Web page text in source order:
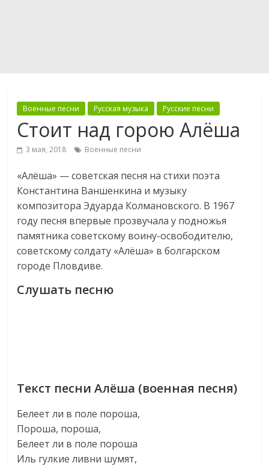
Военные песни Русская музыка Русские песни
Стоит над горою Алёша
3 мая, 2018 Военные песни
«Алёша» — советская песня на стихи поэта
Константина Ваншенкина и музыку
композитора Эдуарда Колмановского. В 1967
году песня впервые прозвучала у подножья
памятника советскому воину-освободителю,
советскому солдату «Алёша» в болгарском
городе Пловдиве.
Слушать песню
Текст песни Алёша (военная песня)
Белеет ли в поле пороша,
Пороша, пороша,
Белеет ли в поле пороша
Иль гулкие ливни шумят,